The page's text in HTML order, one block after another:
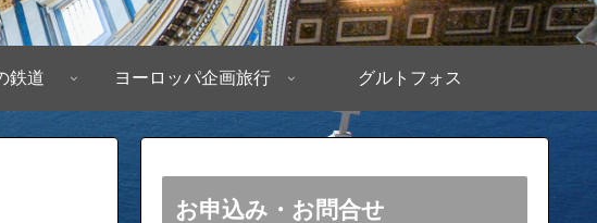
鉄道 ヨーロッパ企画旅行 グルトフォス
お申込み・お問合せ